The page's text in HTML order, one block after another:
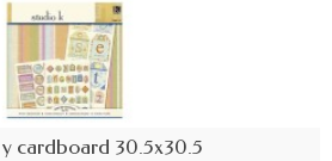
y cardboard 30.5x30.5